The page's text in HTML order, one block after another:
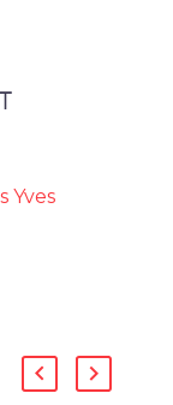
Yves